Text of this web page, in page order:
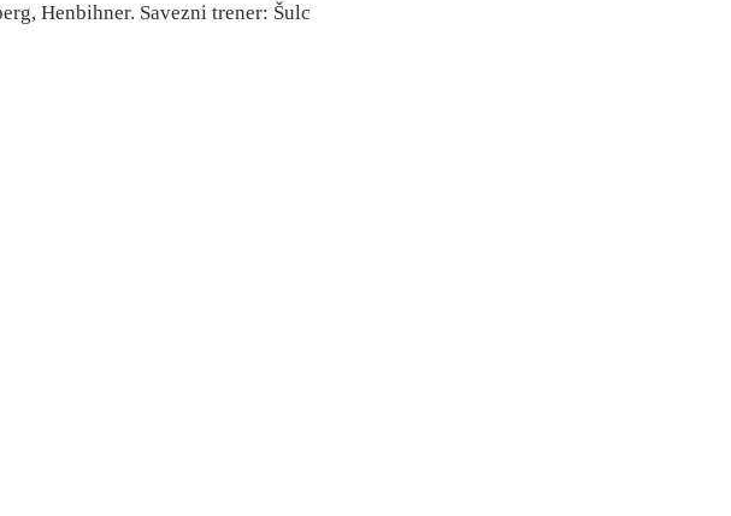
Henbihner. Savezni trener: Šulc